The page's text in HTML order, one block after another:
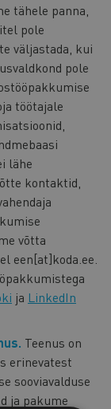
tähele panna,
pole
väljastada, kui
pole
töötajale
lähe
kontaktid,
võtta
een[at]koda.ee.
ja LinkedIn
Teenus on
erinevatest
sooviavalduse
ja pakume